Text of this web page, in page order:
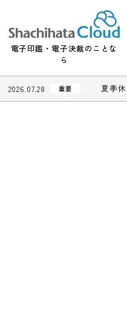
電子印鑑・電子決裁のことな
ら
2026.07.28 夏